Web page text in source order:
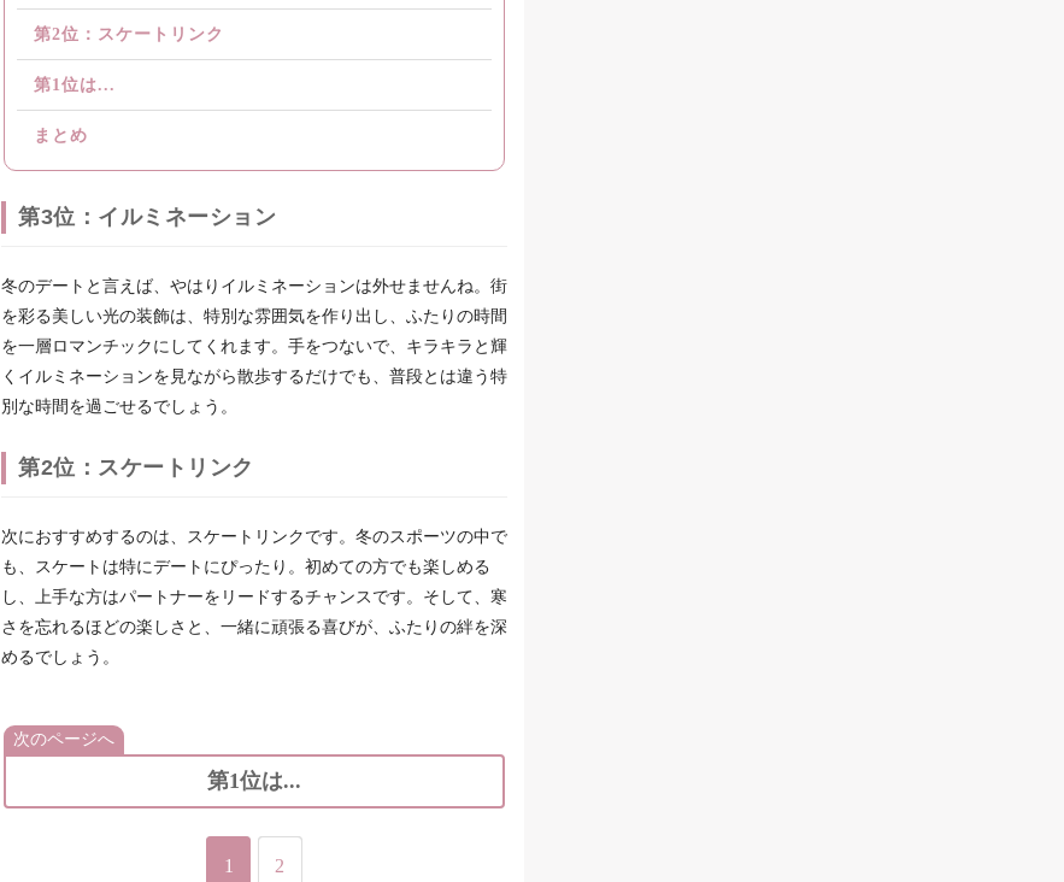
第2位：スケートリンク
第1位は...
まとめ
第3位：イルミネーション
冬のデートと言えば、やはりイルミネーションは外せませんね。街
を彩る美しい光の装飾は、特別な雰囲気を作り出し、ふたりの時間
を一層ロマンチックにしてくれます。手をつないで、キラキラと輝
くイルミネーションを見ながら散歩するだけでも、普段とは違う特
別な時間を過ごせるでしょう。
第2位：スケートリンク
次におすすめするのは、スケートリンクです。冬のスポーツの中で
も、スケートは特にデートにぴったり。初めての方でも楽しめる
し、上手な方はパートナーをリードするチャンスです。そして、寒
さを忘れるほどの楽しさと、一緒に頑張る喜びが、ふたりの絆を深
めるでしょう。
次のページへ
第1位は...
1 2